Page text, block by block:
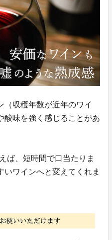
（収穫年数が近年のワイ
酸味を強く感じることがあ
ば、短時間で口当たりま
いワインへと変えてくれま